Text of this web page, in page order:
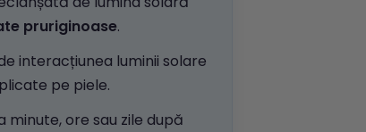
pruriginoase.
interacțiunea luminii solare
pe piele.
ore sau zile după